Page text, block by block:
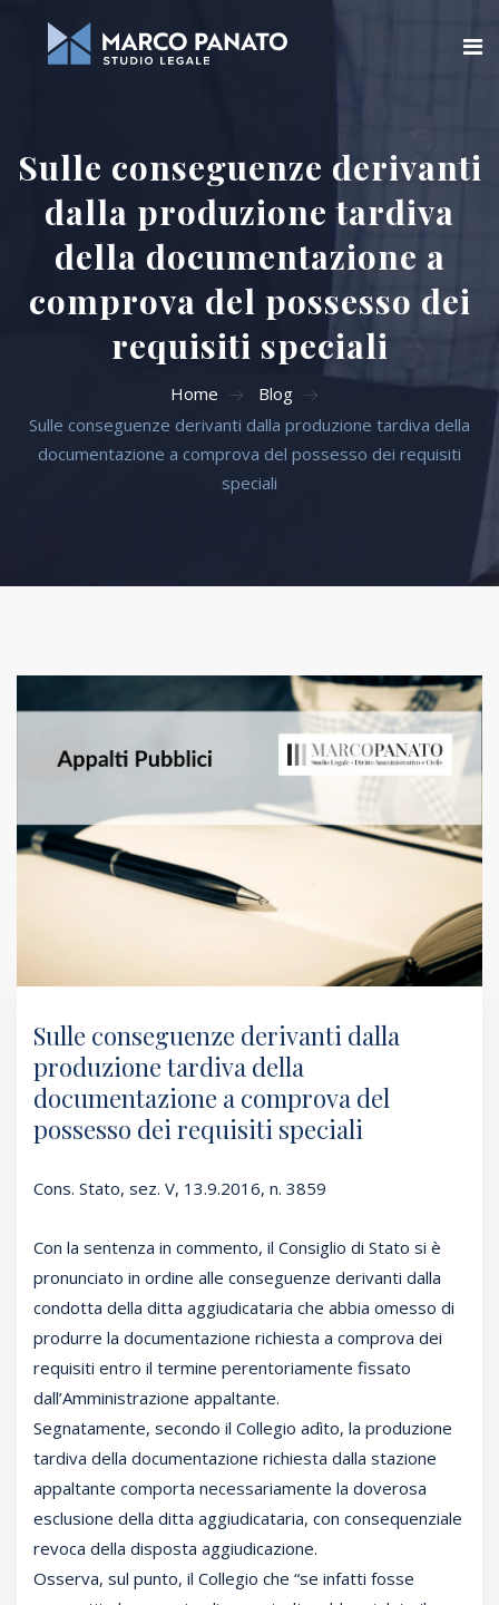
Chi siamo
Blog
Servizi Online
Cerca
Sulle conseguenze derivanti
dalla produzione tardiva
della documentazione a
comprova del possesso dei
requisiti speciali
Home
Blog
Sulle conseguenze derivanti dalla produzione tardiva della
documentazione a comprova del possesso dei requisiti
speciali
Sulle conseguenze derivanti dalla
produzione tardiva della
documentazione a comprova del
possesso dei requisiti speciali
Cons. Stato, sez. V, 13.9.2016, n. 3859
Con la sentenza in commento, il Consiglio di Stato si è
pronunciato in ordine alle conseguenze derivanti dalla
condotta della ditta aggiudicataria che abbia omesso di
produrre la documentazione richiesta a comprova dei
requisiti entro il termine perentoriamente fissato
dall’Amministrazione appaltante.
Segnatamente, secondo il Collegio adìto, la produzione
tardiva della documentazione richiesta dalla stazione
appaltante comporta necessariamente la doverosa
esclusione della ditta aggiudicataria, con consequenziale
revoca della disposta aggiudicazione.
Osserva, sul punto, il Collegio che “se infatti fosse